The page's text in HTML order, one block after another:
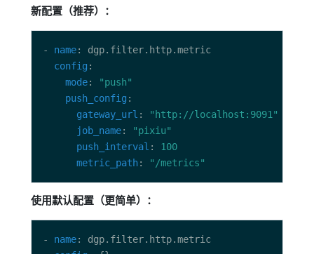
新配置（推荐）：
- name
config
mode:
"push"
push_config
gateway_url :
"http://localhost:9091"
job_name:
"pixiu"
push_interval : 100
metric_path: "/metrics"
使用默认配置（更简单）：
- name